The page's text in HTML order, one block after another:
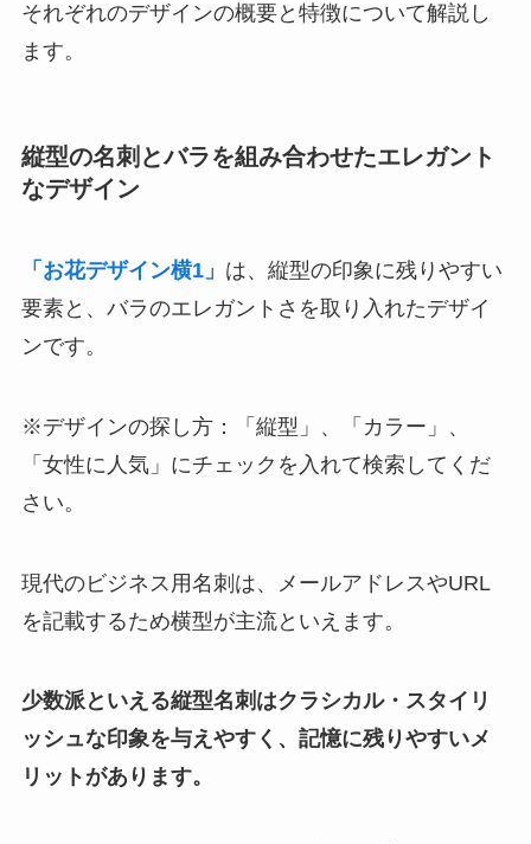
それぞれのデザインの概要と特徴について解説し
ます。
縦型の名刺とバラを組み合わせたエレガント
なデザイン
「お花デザイン横1」 は、縦型の印象に残りやすい
要素と、バラのエレガントさを取り入れたデザイ
ンです。
※デザインの探し方：「縦型」、「カラー」、
「女性に人気」にチェックを入れて検索してくだ
さい。
現代のビジネス用名刺は、メールアドレスやURL
を記載するため横型が主流といえます。
少数派といえる縦型名刺はクラシカル・スタイリ
ッシュな印象を与えやすく、記憶に残りやすいメ
リットがあります。